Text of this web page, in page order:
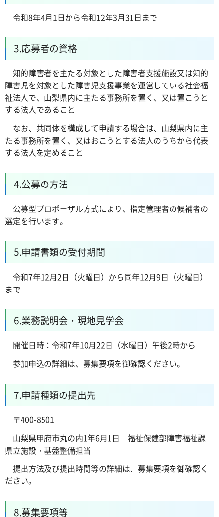
令和8年4月1日から令和12年3月31日まで
3.応募者の資格
知的障害者を主たる対象とした障害者支援施設又は知的
障害児を対象とした障害児支援事業を運営している社会福
祉法人で、山梨県内に主たる事務所を置く、又は置こうと
する法人であること
なお、共同体を構成して申請する場合は、山梨県内に主
たる事務所を置く、又はおこうとする法人のうちから代表
する法人を定めること
4.公募の方法
公募型プロポーザル方式により、指定管理者の候補者の
選定を行います。
5.申請書類の受付期間
令和7年12月2日（火曜日）から同年12月9日（火曜日）
まで
6.業務説明会・現地見学会
開催日時：令和7年10月22日（水曜日）午後2時から
参加申込の詳細は、募集要項を御確認ください。
7.申請種類の提出先
〒400-8501
山梨県甲府市丸の内1年6月1日 福祉保健部障害福祉課
県立施設・基盤整備担当
提出方法及び提出時間等の詳細は、募集要項を御確認く
ださい。
8.募集要項等